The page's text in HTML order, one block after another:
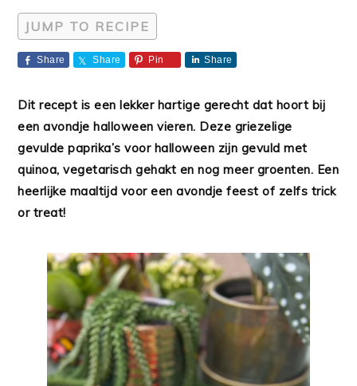
JUMP TO RECIPE
Share Share Pin Share
Dit recept is een lekker hartige gerecht dat hoort bij
een avondje halloween vieren. Deze griezelige
gevulde paprika’s voor halloween zijn gevuld met
quinoa, vegetarisch gehakt en nog meer groenten. Een
heerlijke maaltijd voor een avondje feest of zelfs trick
or treat!